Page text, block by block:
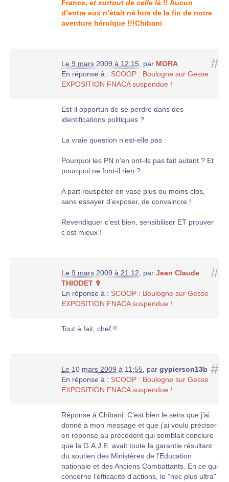
France, et surtout de celle là !! Aucun
d’entre eux n’était né lors de la fin de notre
aventure héroïque !!!Chibani
#
Le 9 mars 2009 à 12:15, par MORA
En réponse à : SCOOP : Boulogne sur Gesse
EXPOSITION FNACA suspendue !
Est-il opportun de se perdre dans des
identifications politiques ?
La vraie question n’est-elle pas :
Pourquoi les PN n’en ont-ils pas fait autant ? Et
pourquoi ne font-il rien ?
A part rouspéter en vase plus ou moins clos,
sans essayer d’exposer, de convaincre !
Revendiquer c’est bien, sensibiliser ET prouver
c’est mieux !
#
Le 9 mars 2009 à 21:12, par Jean Claude
THIODET ✞
En réponse à : SCOOP : Boulogne sur Gesse
EXPOSITION FNACA suspendue !
Tout à fait, chef !!
#
Le 10 mars 2009 à 11:55, par gypierson13b
En réponse à : SCOOP : Boulogne sur Gesse
EXPOSITION FNACA suspendue !
Réponse à Chibani :C’est bien le sens que j’ai
donné à mon message et que j’ai voulu préciser
en réponse au précédent qui semblait conclure
que la G.A.J.E. avait toute la garantie résultant
du soutien des Ministères de l’Education
nationale et des Anciens Combattants. En ce qui
concerne l’efficacité d’actions, le "nec plus ultra"